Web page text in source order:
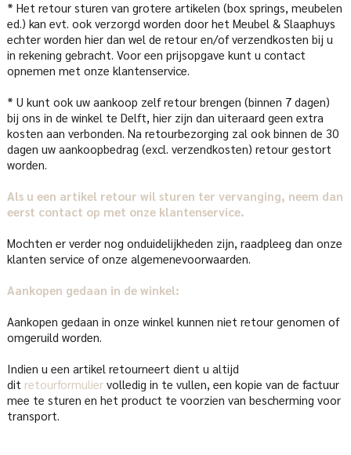
* Het retour sturen van grotere artikelen (box springs, meubelen
ed.) kan evt. ook verzorgd worden door het Meubel & Slaaphuys
echter worden hier dan wel de retour en/of verzendkosten bij u
in rekening gebracht. Voor een prijsopgave kunt u contact
opnemen met onze klantenservice.
* U kunt ook uw aankoop zelf retour brengen (binnen 7 dagen)
bij ons in de winkel te Delft, hier zijn dan uiteraard geen extra
kosten aan verbonden. Na retourbezorging zal ook binnen de 30
dagen uw aankoopbedrag (excl. verzendkosten) retour gestort
worden.
Als u een artikel retour wil sturen ter vervanging, neem dan
eerst contact op met onze klantenservice.
Mochten er verder nog onduidelijkheden zijn, raadpleeg dan onze
klanten service of onze algemenevoorwaarden.
Aankopen gedaan in de winkel:
Aankopen gedaan in onze winkel kunnen niet retour genomen of
omgeruild worden.
Indien u een artikel retourneert dient u altijd
dit retourformuliervolledig in te vullen, een kopie van de factuur
mee te sturen en het product te voorzien van bescherming voor
transport.